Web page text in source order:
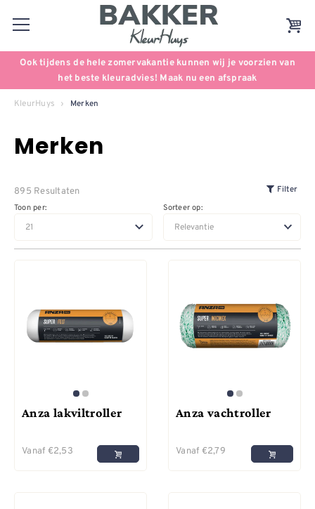
Ook tijdens de hele zomervakantie kunnen wij je voorzien van
het beste kleuradvies! Maak nu een afspraak
KleurHuys Merken
Merken
895 Resultaten Filter
Toon per: Sorteer op:
Anza lakviltroller
Vanaf €2,53
Anza vachtroller
Vanaf €2,79